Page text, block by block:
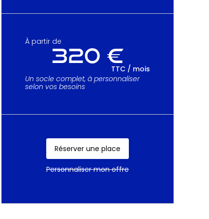
À partir de
320 €
TTC / mois
Un socle complet, à personnaliser
selon vos besoins
Réserver une place
Personnaliser mon offre
Personnaliser mon offre